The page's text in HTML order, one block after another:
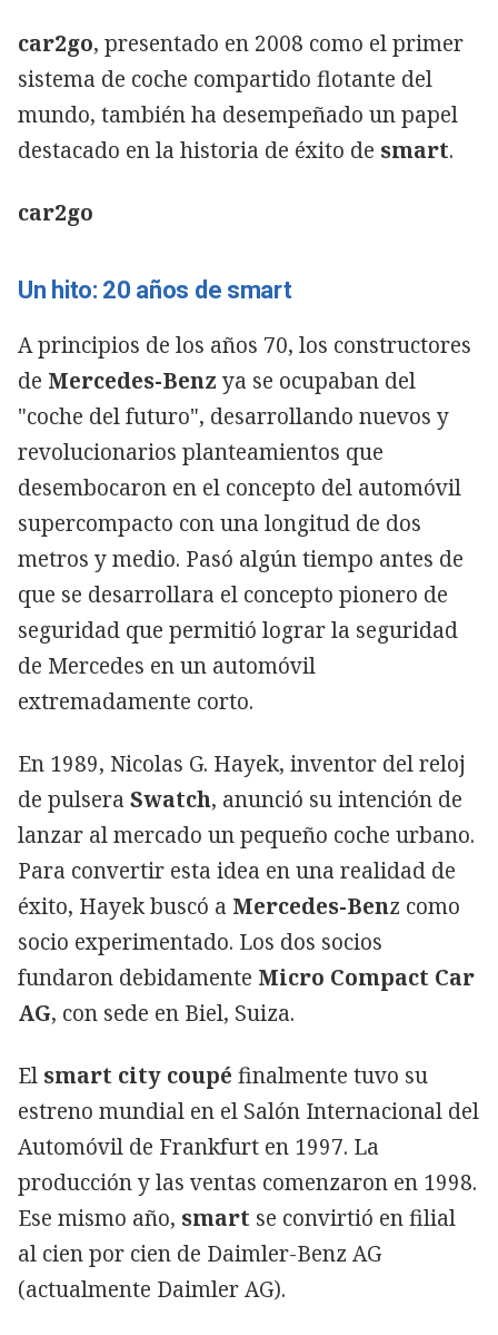
car2go, presentado en 2008 como el primer
sistema de coche compartido flotante del
mundo, también ha desempeñado un papel
destacado en la historia de éxito de smart.
car2go
Un hito: 20 años de smart
A principios de los años 70, los constructores
de Mercedes-Benz ya se ocupaban del
"coche del futuro", desarrollando nuevos y
revolucionarios planteamientos que
desembocaron en el concepto del automóvil
supercompacto con una longitud de dos
metros y medio. Pasó algún tiempo antes de
que se desarrollara el concepto pionero de
seguridad que permitió lograr la seguridad
de Mercedes en un automóvil
extremadamente corto.
En 1989, Nicolas G. Hayek, inventor del reloj
de pulsera Swatch, anunció su intención de
lanzar al mercado un pequeño coche urbano.
Para convertir esta idea en una realidad de
éxito, Hayek buscó a Mercedes-Benz como
socio experimentado. Los dos socios
fundaron debidamente Micro Compact Car
AG, con sede en Biel, Suiza.
El smart city coupé finalmente tuvo su
estreno mundial en el Salón Internacional del
Automóvil de Frankfurt en 1997. La
producción y las ventas comenzaron en 1998.
Ese mismo año, smart se convirtió en filial
al cien por cien de Daimler-Benz AG
(actualmente Daimler AG).